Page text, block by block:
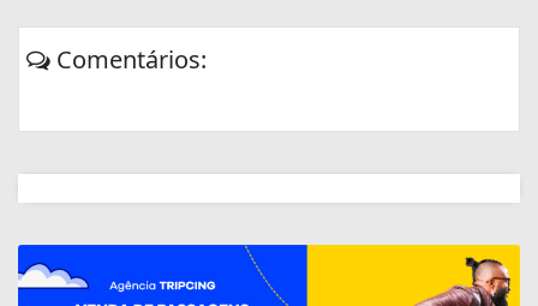
Comentários: